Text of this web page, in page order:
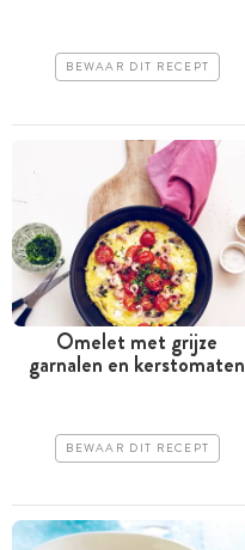
BEWAAR DIT RECEPT
Omelet met grijze
garnalen en kerstomaten
BEWAAR DIT RECEPT